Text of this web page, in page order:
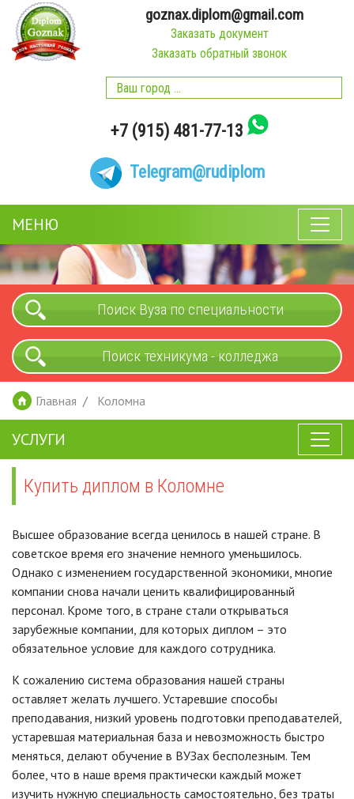
goznax.diplom@gmail.com
Заказать документ
Заказать обратный звонок
+7 (915) 481-77-13
Telegram@rudiplom
МЕНЮ
Поиск Вуза по специальности
Поиск техникума - колледжа
Главная Коломна
УСЛУГИ
Купить диплом в Коломне
Высшее образование всегда ценилось в нашей стране. В
советское время его значение немного уменьшилось.
Однако с изменением государственной экономики, многие
компании снова начали ценить квалифицированный
персонал. Кроме того, в стране стали открываться
зарубежные компании, для которых диплом – это
обязательное условие для каждого сотрудника.
К сожалению система образования нашей страны
оставляет желать лучшего. Устаревшие способы
преподавания, низкий уровень подготовки преподавателей,
устаревшая материальная база и невозможность быстро
меняться, делают обучение в ВУЗах бесполезным. Тем
более, что в наше время практически каждый может
изучить нужную специальность самостоятельно, без траты